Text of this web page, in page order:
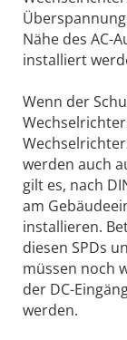
Nähe des AC-
installiert
Wenn der
werden auch
gilt es, nach
am
installieren.
diesen SPDs
müssen noch
der DC-
werden.